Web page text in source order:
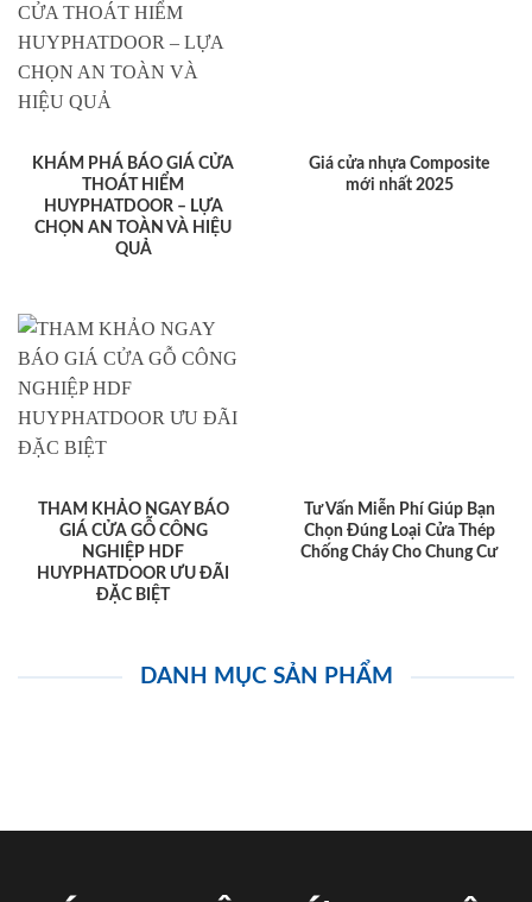
KHÁM PHÁ BÁO GIÁ CỬA
THOÁT HIỂM
HUYPHATDOOR – LỰA
CHỌN AN TOÀN VÀ HIỆU
QUẢ
Giá cửa nhựa Composite
mới nhất 2025
THAM KHẢO NGAY BÁO
GIÁ CỬA GỖ CÔNG
NGHIỆP HDF
HUYPHATDOOR ƯU ĐÃI
ĐẶC BIỆT
Tư Vấn Miễn Phí Giúp Bạn
Chọn Đúng Loại Cửa Thép
Chống Cháy Cho Chung Cư
DANH MỤC SẢN PHẨM